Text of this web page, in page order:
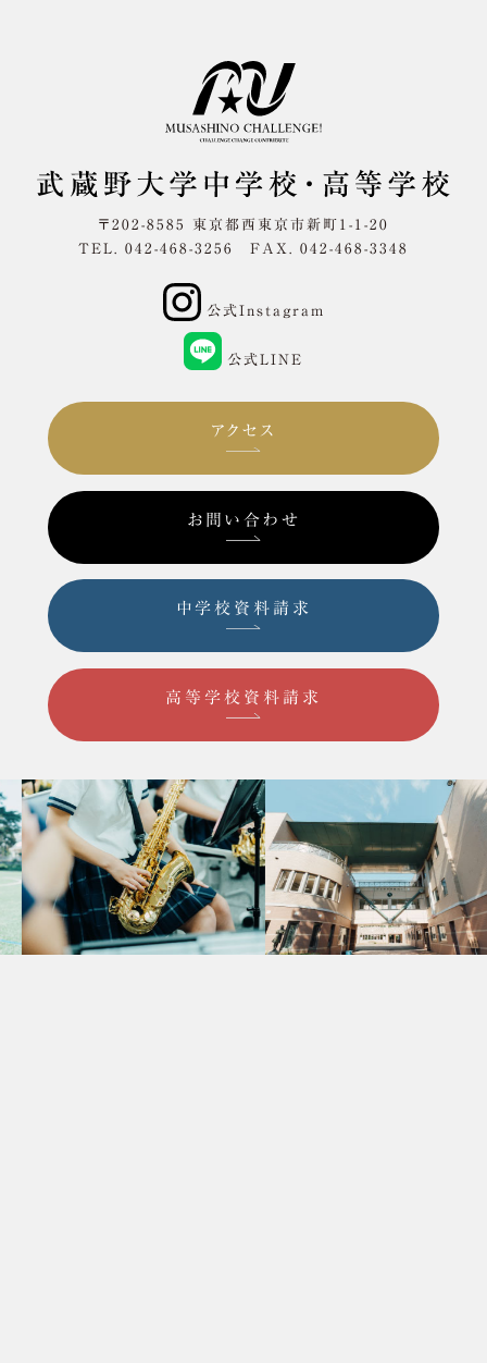
〒202-8585 東京都西東京市新町1-1-20
TEL. 042-468-3256 FAX. 042-468-3348
公式Instagram
公式LINE
アクセス
お問い合わせ
中学校資料請求
高等学校資料請求